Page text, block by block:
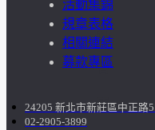
社
會
責
活動集錦
規章表格
相關連結
募款專區
24205 新北市新莊區中正路
02-2905-3899